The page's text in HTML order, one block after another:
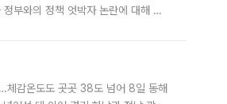
부와의 정책 엇박자 논란에 대해 정
감온도도 곳곳 38도 넘어 8일 동해